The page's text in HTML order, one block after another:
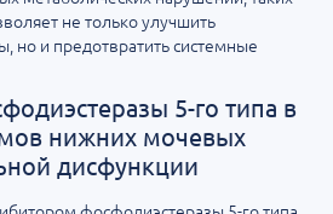
не только улучшить
но и предотвратить системные
5-го типа в
нижних мочевых
дисфункции